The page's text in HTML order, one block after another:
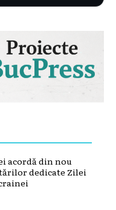
acordă din nou
dedicate Zilei